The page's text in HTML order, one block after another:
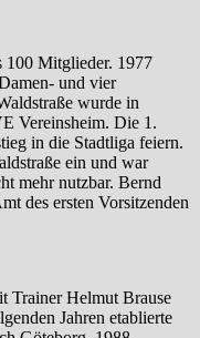
100 Mitglieder. 1977
und vier
wurde in
Vereinsheim. Die 1.
in die Stadtliga feiern.
ein und war
mehr nutzbar. Bernd
des ersten Vorsitzenden
Trainer Helmut Brause
Jahren etablierte